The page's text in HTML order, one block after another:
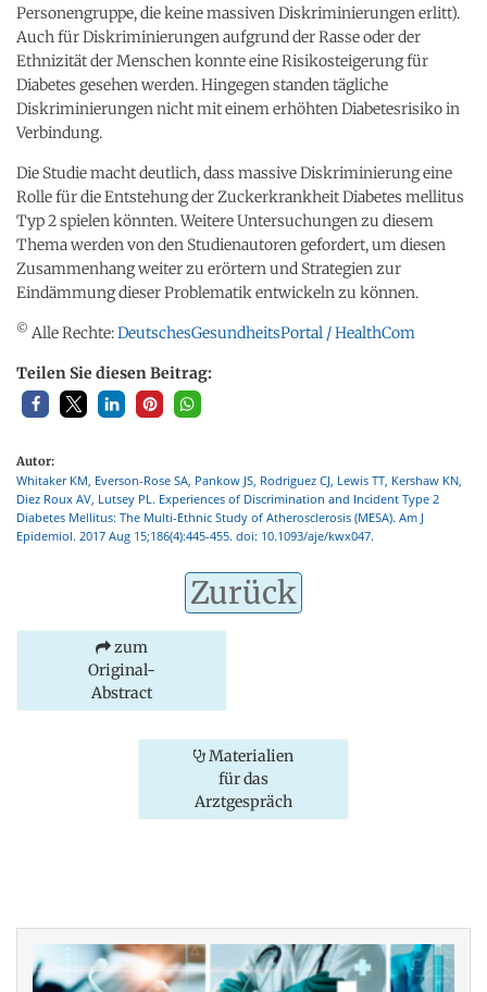
Personengruppe, die keine massiven Diskriminierungen erlitt).
Auch für Diskriminierungen aufgrund der Rasse oder der
Ethnizität der Menschen konnte eine Risikosteigerung für
Diabetes gesehen werden. Hingegen standen tägliche
Diskriminierungen nicht mit einem erhöhten Diabetesrisiko in
Verbindung.
Die Studie macht deutlich, dass massive Diskriminierung eine
Rolle für die Entstehung der Zuckerkrankheit Diabetes mellitus
Typ 2 spielen könnten. Weitere Untersuchungen zu diesem
Thema werden von den Studienautoren gefordert, um diesen
Zusammenhang weiter zu erörtern und Strategien zur
Eindämmung dieser Problematik entwickeln zu können.
© Alle Rechte:DeutschesGesundheitsPortal / HealthCom
Teilen Sie diesen Beitrag:
Autor:
Whitaker KM, Everson-Rose SA, Pankow JS, Rodriguez CJ, Lewis TT, Kershaw KN,
Diez Roux AV, Lutsey PL. Experiences of Discrimination and Incident Type 2
Diabetes Mellitus: The Multi-Ethnic Study of Atherosclerosis (MESA). Am J
Epidemiol. 2017 Aug 15;186(4):445-455. doi: 10.1093/aje/kwx047.
Zurück
zum
Original-
Abstract
Materialien
für das
Arztgespräch